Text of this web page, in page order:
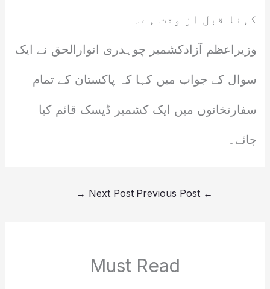
کہنا قبل از وقت ہے۔
وزیراعظم آزادکشمیر چوہدری انوارالحق نے ایک
سوال کے جواب میں کہا کہ پاکستان کے تمام
سفارتخانوں میں ایک کشمیر ڈیسک قائم کیا
جائے۔
←
Next Post
→
Must Read